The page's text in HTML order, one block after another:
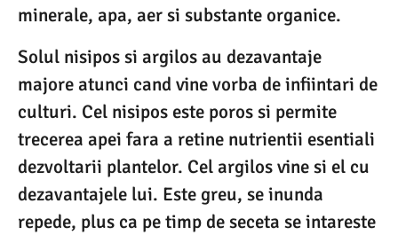
minerale, apa, aer si substante organice.
Solul nisipos si argilos au dezavantaje
majore atunci cand vine vorba de infiintari de
culturi. Cel nisipos este poros si permite
trecerea apei fara a retine nutrientii esentiali
dezvoltarii plantelor. Cel argilos vine si el cu
dezavantajele lui. Este greu, se inunda
repede, plus ca pe timp de seceta se intareste